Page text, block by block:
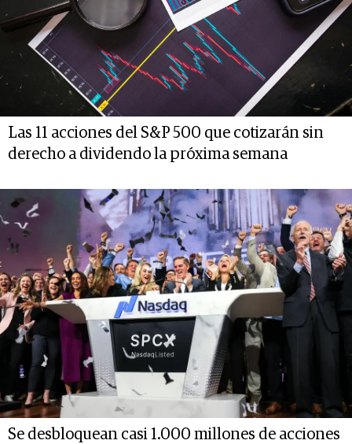
Las 11 acciones del S&P 500 que cotizarán sin
derecho a dividendo la próxima semana
Se desbloquean casi 1.000 millones de acciones